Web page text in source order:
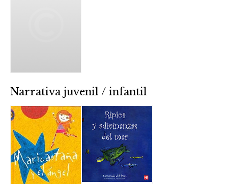
Narrativa juvenil / infantil